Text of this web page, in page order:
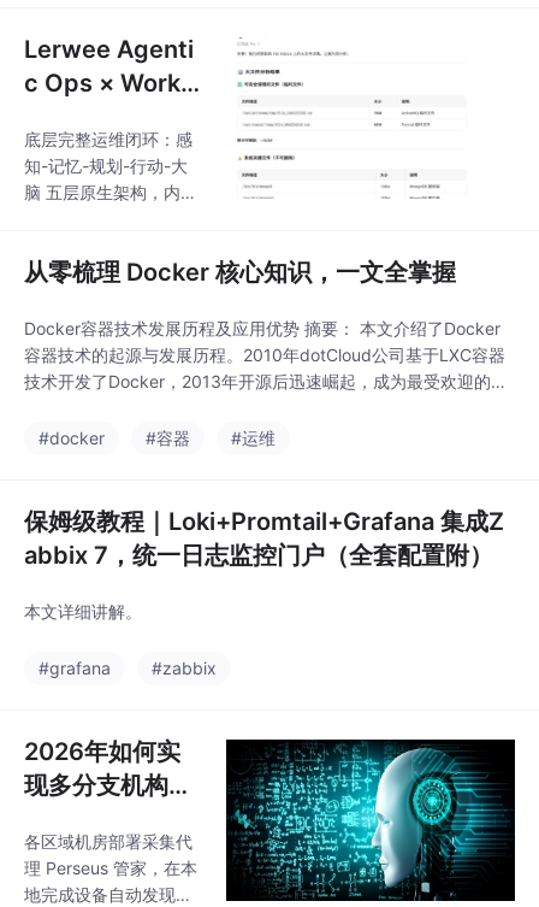
集，规划层构建数字资
产地图，记忆层沉淀运
维知识，大脑层提供AI
化闭环。该架构赋予IT
系统"智能生命体"特
性，从被动响应升级为
积累和持续优化，推动
进。
Lerwee Agenti
c Ops × WorkB
知、分析、执行
全链路闭环
底层完整运维闭环：感
知-记忆-规划-行动-大
脑 五层原生架构，内置
APM、Lerwee Claw 自
业运维领域知识图谱、
故障根因 RCA、告警收
敛、业务拓扑分析、变
可信底座：掌握全栈 IT
处置脚本，为上层交互
提供可溯源、可执行、
符合运维规范的专业结
从零梳理 Docker 核心知识，一文全掌握
Docker容器技术发展历程及应用优势 摘要： 本文介绍了Docker
容器技术的起源与发展历程。2010年dotCloud公司基于LXC容器
技术开发了Docker，2013年开源后迅速崛起，成为最受欢迎的容
MB级存储）、高资源利用率（单机可运行上千容器）等显著优
#docker #容器 #运维
保姆级教程｜Loki+Promtail+Grafana 集成Z
abbix 7，统一日志监控门户（全套配置附）
本文详细讲解。
#grafana #zabbix
2026年如何实
现多分支机构全
监控一
各区域机房部署采集代
理 Perseus 管家，在本
地完成设备自动发现、